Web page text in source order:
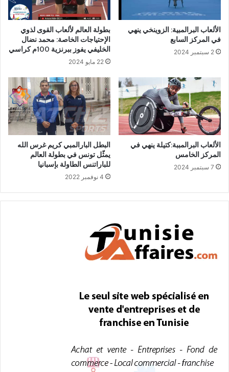
الألعاب البرالمبية: الزوينخي ينهي
في المركز السابع
2 سبتمبر 2024
بطولة العالم لألعاب القوى لذوي
الإحتياجات الخاصة: محمد نضال
الخليفي يفوز ببرنزية 100م كراسي
22 مايو 2024
الألعاب البرالمببة:كتيلة ينهي في
المركز الخامس
7 سبتمبر 2024
البطل البارالمبي كريم غرس الله
يمثّل تونس في بطولة العالم
للباراتنس الطاولة بإسبانيا
4 نوفمبر 2022